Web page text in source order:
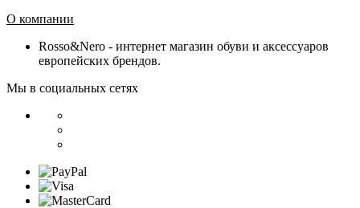
О компании
Rosso&Nero - интернет магазин обуви и аксессуаров
европейских брендов.
Мы в социальных сетях